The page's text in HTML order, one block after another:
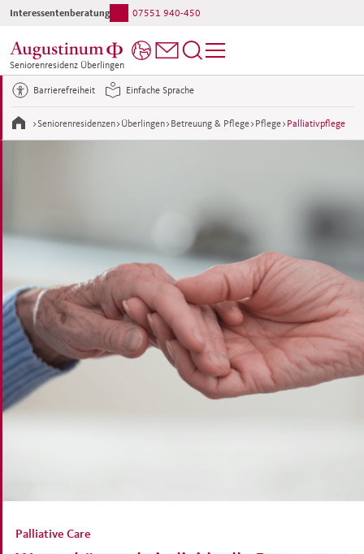
Seniorenresidenz Überlingen
Interessentenberatung: 07551 940-450
Ihr direkter Kontakt ins Haus: 07551 940-0
>Seniorenresidenzen> Überlingen> Betreuung & Pflege> Pflege> Palliativpflege
Barrierefreiheit Einfache Sprache
Palliative Care